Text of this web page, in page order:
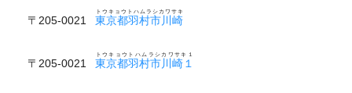
〒205-0021 東京都羽村市川崎
トウキョウトハムラシカワサキ
〒205-0021 東京都羽村市川崎１
トウキョウトハムラシカワサキ１